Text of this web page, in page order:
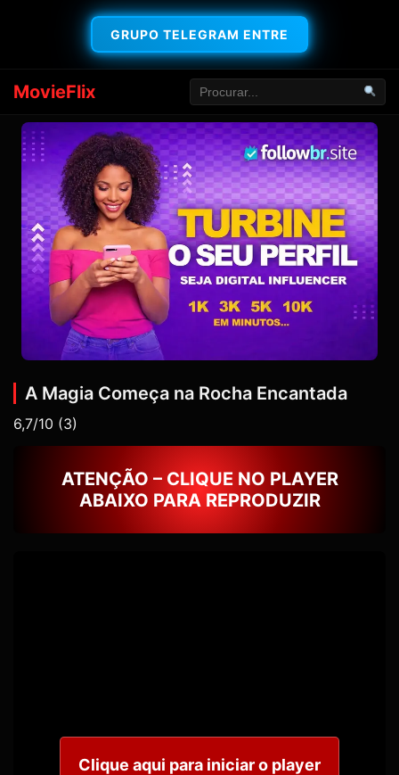
GRUPO TELEGRAM ENTRE
MovieFlix
A Magia Começa na Rocha Encantada
6,7/10 (3)
ATENÇÃO – CLIQUE NO PLAYER
ABAIXO PARA REPRODUZIR
Clique aqui para iniciar o player